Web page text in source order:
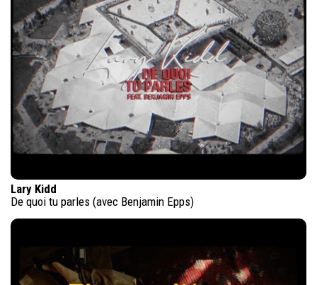
Lary Kidd
De quoi tu parles (avec Benjamin Epps)